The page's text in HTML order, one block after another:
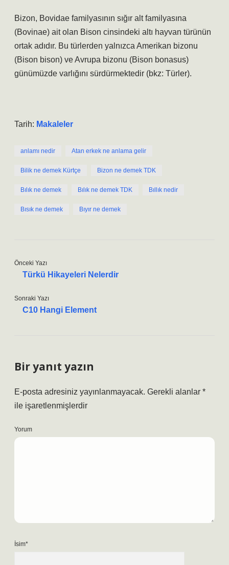
Bizon, Bovidae familyasının sığır alt familyasına
(Bovinae) ait olan Bison cinsindeki altı hayvan türünün
ortak adıdır. Bu türlerden yalnızca Amerikan bizonu
(Bison bison) ve Avrupa bizonu (Bison bonasus)
günümüzde varlığını sürdürmektedir (bkz: Türler).
Tarih: Makaleler
anlamı nedir Atan erkek ne anlama gelir
Bilik ne demek Kürtçe Bizon ne demek TDK
Bılık ne demek Bılık ne demek TDK Bıllık nedir
Bısık ne demek Bıyır ne demek
Önceki Yazı
Türkü Hikayeleri Nelerdir
Sonraki Yazı
C10 Hangi Element
Bir yanıt yazın
E-posta adresiniz yayınlanmayacak. Gerekli alanlar *
ile işaretlenmişlerdir
Yorum
İsim*